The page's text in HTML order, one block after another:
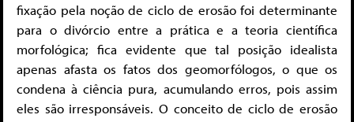
fixação pela noção de ciclo de erosão foi determinante
para o divórcio entre a prática e a teoria científica
morfológica; fica evidente que tal posição idealista
apenas afasta os fatos dos geomorfólogos, o que os
condena à ciência pura, acumulando erros, pois assim
eles são irresponsáveis. O conceito de ciclo de erosão